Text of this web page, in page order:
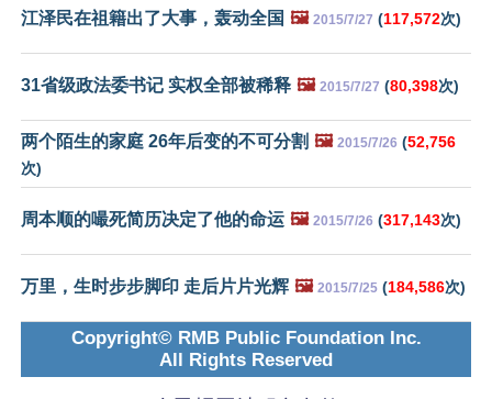
江泽民在祖籍出了大事，轰动全国 🖼️ 2015/7/27 (117,572次)
31省级政法委书记 实权全部被稀释 🖼️ 2015/7/27 (80,398次)
两个陌生的家庭 26年后变的不可分割 🖼️ 2015/7/26 (52,756
次)
周本顺的嘬死简历决定了他的命运 🖼️ 2015/7/26 (317,143次)
万里，生时步步脚印 走后片片光辉 🖼️ 2015/7/25 (184,586次)
Copyright© RMB Public Foundation Inc.
All Rights Reserved